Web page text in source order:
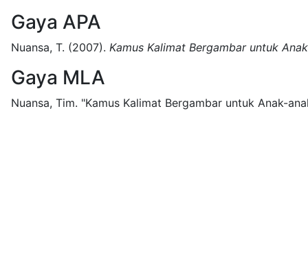
Gaya APA
Nuansa, T. (2007). Kamus Kalimat Bergambar untuk
Gaya MLA
Nuansa, Tim. "Kamus Kalimat Bergambar untuk Anak-